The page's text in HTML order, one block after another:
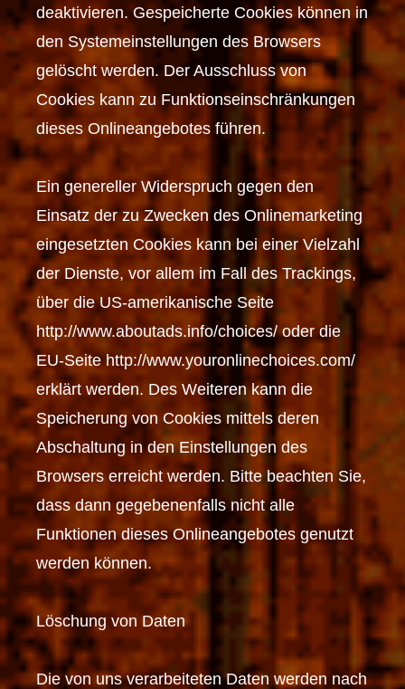
deaktivieren. Gespeicherte Cookies können in
den Systemeinstellungen des Browsers
gelöscht werden. Der Ausschluss von
Cookies kann zu Funktionseinschränkungen
dieses Onlineangebotes führen.
Ein genereller Widerspruch gegen den
Einsatz der zu Zwecken des Onlinemarketing
eingesetzten Cookies kann bei einer Vielzahl
der Dienste, vor allem im Fall des Trackings,
über die US-amerikanische Seite
http://www.aboutads.info/choices/ oder die
EU-Seite http://www.youronlinechoices.com/
erklärt werden. Des Weiteren kann die
Speicherung von Cookies mittels deren
Abschaltung in den Einstellungen des
Browsers erreicht werden. Bitte beachten Sie,
dass dann gegebenenfalls nicht alle
Funktionen dieses Onlineangebotes genutzt
werden können.
Löschung von Daten
Die von uns verarbeiteten Daten werden nach